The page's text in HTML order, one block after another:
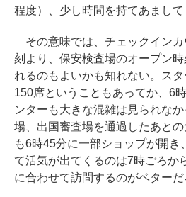
程度）、少し時間を持てあまして
その意味では、チェックイン
刻より、保安検査場のオープン
れるのもよいかも知れない。ス
150席ということもあってか、6
ンターも大きな混雑は見られな
場、出国審査場を通過したあと
も6時45分に一部ショップが開き
て活気が出てくるのは7時ごろか
に合わせて訪問するのがベターだ